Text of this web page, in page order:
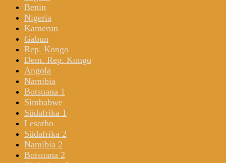
Benin
Nigeria
Kamerun
Gabun
Rep. Kongo
Dem. Rep. Kongo
Angola
Namibia
Botsuana 1
Simbabwe
Südafrika 1
Lesotho
Südafrika 2
Namibia 2
Botsuana 2